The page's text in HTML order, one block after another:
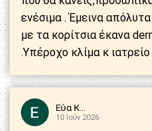
ενέσιμα . Έμεινα
με τα κορίτσια έκανα
.Υπέροχο κλίμα κ
Εύα Κ...
10 Ιούν 2026